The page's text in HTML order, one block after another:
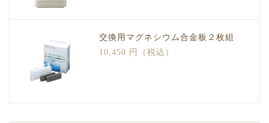
交換用マグネシウム合金板２枚組
10,450 円（税込）